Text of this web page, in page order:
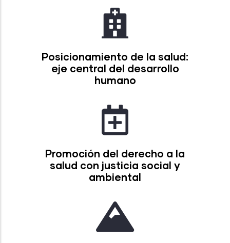
Posicionamiento de la salud:
eje central del desarrollo
humano
Promoción del derecho a la
salud con justicia social y
ambiental